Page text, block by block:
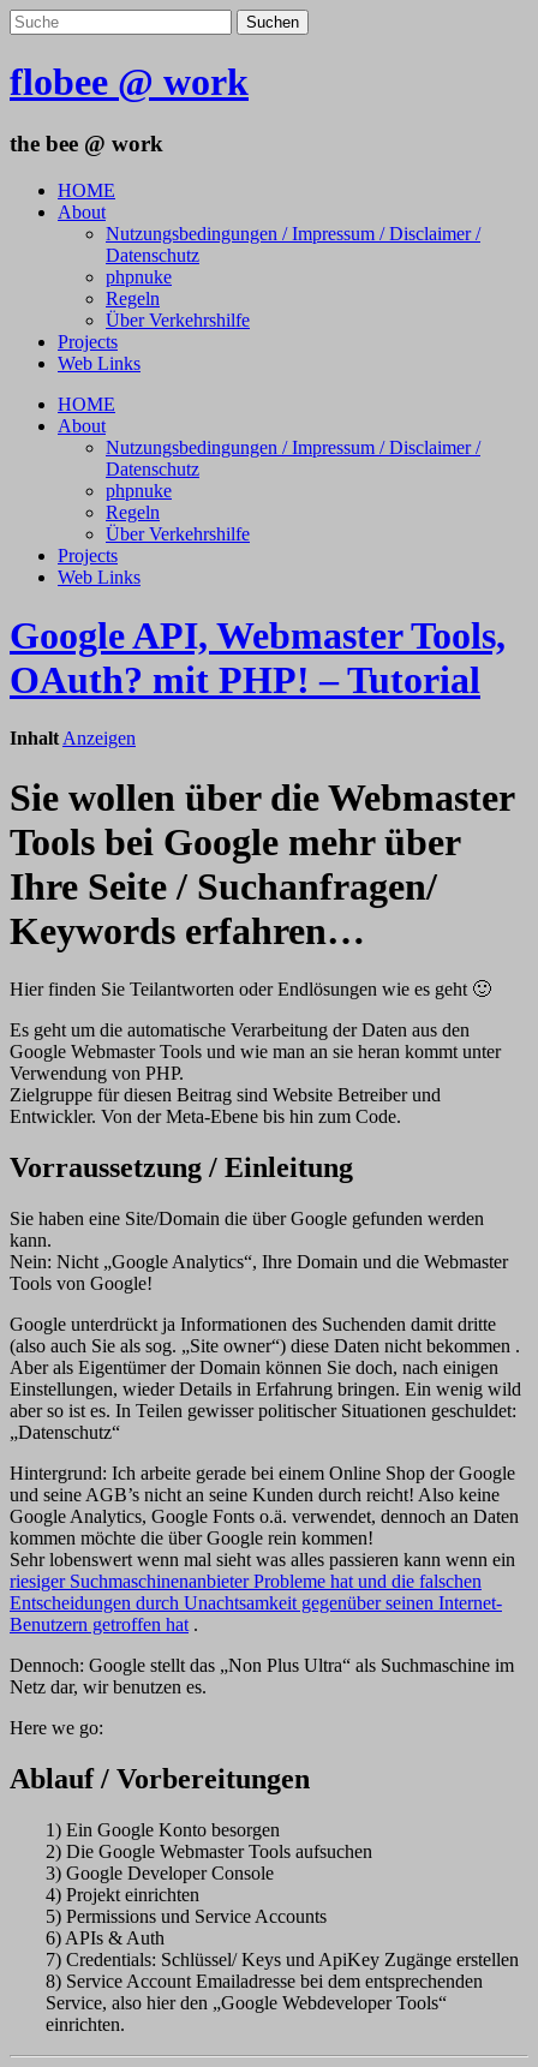
flobee @ work
the bee @ work
HOME
About
Nutzungsbedingungen / Impressum / Disclaimer /
Datenschutz
phpnuke
Regeln
Über Verkehrshilfe
Projects
Web Links
HOME
About
Nutzungsbedingungen / Impressum / Disclaimer /
Datenschutz
phpnuke
Regeln
Über Verkehrshilfe
Projects
Web Links
Google API, Webmaster Tools,
OAuth? mit PHP! – Tutorial
InhaltAnzeigen
Sie wollen über die Webmaster
Tools bei Google mehr über
Ihre Seite / Suchanfragen/
Keywords erfahren…
Hier finden Sie Teilantworten oder Endlösungen wie es geht 🙂
Es geht um die automatische Verarbeitung der Daten aus den
Google Webmaster Tools und wie man an sie heran kommt unter
Verwendung von PHP.
Zielgruppe für diesen Beitrag sind Website Betreiber und
Entwickler. Von der Meta-Ebene bis hin zum Code.
Vorraussetzung / Einleitung
Sie haben eine Site/Domain die über Google gefunden werden
kann.
Nein: Nicht „Google Analytics“, Ihre Domain und die Webmaster
Tools von Google!
Google unterdrückt ja Informationen des Suchenden damit dritte
(also auch Sie als sog. „Site owner“) diese Daten nicht bekommen .
Aber als Eigentümer der Domain können Sie doch, nach einigen
Einstellungen, wieder Details in Erfahrung bringen. Ein wenig wild
aber so ist es. In Teilen gewisser politischer Situationen geschuldet:
„Datenschutz“
Hintergrund: Ich arbeite gerade bei einem Online Shop der Google
und seine AGB’s nicht an seine Kunden durch reicht! Also keine
Google Analytics, Google Fonts o.ä. verwendet, dennoch an Daten
kommen möchte die über Google rein kommen!
Sehr lobenswert wenn mal sieht was alles passieren kann wenn ein
riesiger Suchmaschinenanbieter Probleme hat und die falschen
Entscheidungen durch Unachtsamkeit gegenüber seinen Internet-
Benutzern getroffen hat .
Dennoch: Google stellt das „Non Plus Ultra“ als Suchmaschine im
Netz dar, wir benutzen es.
Here we go:
Ablauf / Vorbereitungen
1) Ein Google Konto besorgen
2) Die Google Webmaster Tools aufsuchen
3) Google Developer Console
4) Projekt einrichten
5) Permissions und Service Accounts
6) APIs & Auth
7) Credentials: Schlüssel/ Keys und ApiKey Zugänge erstellen
8) Service Account Emailadresse bei dem entsprechenden
Service, also hier den „Google Webdeveloper Tools“
einrichten.